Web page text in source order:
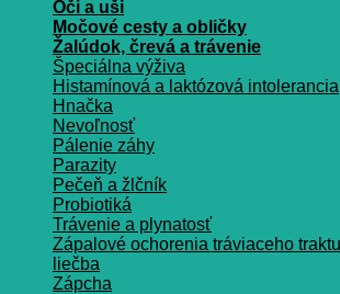
Oči a uši
Močové cesty a obličky
Žalúdok, črevá a trávenie
Špeciálna výživa
Histamínová a laktózová intolerancia
Hnačka
Nevoľnosť
Pálenie záhy
Parazity
Pečeň a žlčník
Probiotiká
Trávenie a plynatosť
Zápalové ochorenia tráviaceho
liečba
Zápcha